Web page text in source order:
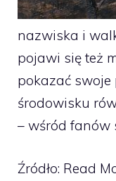
nazwiska i
pojawi się też
pokazać
środowisku
– wśród fanów
Źródło: Read